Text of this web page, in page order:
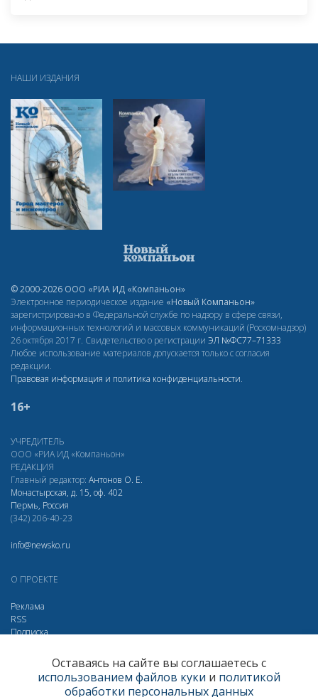
НАШИ ИЗДАНИЯ
© 2000-2026 ООО «РИА ИД «Компаньон»
Электронное периодическое издание «Новый Компаньон»
зарегистрировано в Федеральной службе по надзору в сфере связи,
информационных технологий и массовых коммуникаций (Роскомнадзор)
26 октября 2017 г. Свидетельство о регистрации ЭЛ №ФС77–71333
Любое использование материалов допускается только с согласия
редакции.
Правовая информация и политика конфиденциальности.
16+
УЧРЕДИТЕЛЬ
ООО «РИА ИД «Компаньон»
РЕДАКЦИЯ
Главный редактор: Антонов О. Е.
Монастырская, д. 15, оф. 402
Пермь, Россия
(342) 206-40-23
info@newsko.ru
О ПРОЕКТЕ
Реклама
RSS
Подписка
Одноклассники
Яндекс.Метрика за 30 дней
Оставаясь на сайте вы соглашаетесь с
использованием файлов куки и политикой
обработки персональных данных